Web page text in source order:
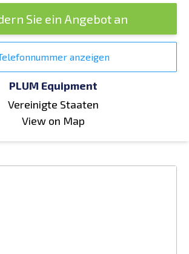
Sie ein Angebot an
anzeigen
PLUM Equipment
Vereinigte Staaten
View on Map